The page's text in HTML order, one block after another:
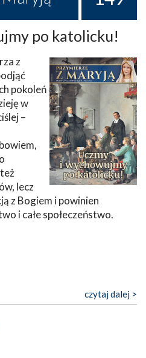
po katolicku!
z
pokoleń
w
–
lecz
z Bogiem i powinien
i całe społeczeństwo.
czytaj dalej >